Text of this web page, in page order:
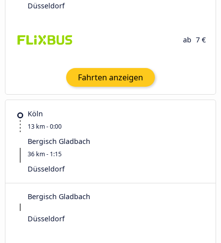
Düsseldorf
ab 7 €
Fahrten anzeigen
Köln
13 km - 0:00
Bergisch Gladbach
36 km - 1:15
Düsseldorf
Bergisch Gladbach
Düsseldorf